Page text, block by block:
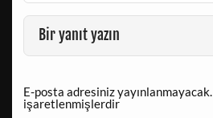
Bir yanıt yazın
E-posta adresiniz yayınlanmayacak.
işaretlenmişlerdir